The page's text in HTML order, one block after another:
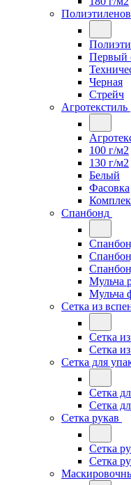
Первый
Черная
Стрейч
Агротекстиль
100 г/м2
130 г/м2
Белый
Фасовка
Спанбонд
Мульча
Мульча
Сетка из
Сетка
Сетка
Сетка для
Сетка
Сетка
Сетка рукав
Сетка
Сетка